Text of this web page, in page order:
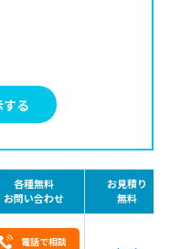
ない「金網×コーキン
る
各種無料
お問い合わせ
お見積り
無料
電話で相談